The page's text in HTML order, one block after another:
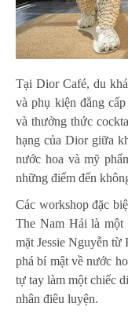
Tại Dior Café, du
và phụ kiện đẳng
và thưởng thức
hạng của Dior giữa
nước hoa và mỹ
những điểm đến
Các workshop đặc
The Nam Hải là
mặt Jessie Nguyễn
phá bí mật về nước
tự tay làm một chiếc
nhân điêu luyện.